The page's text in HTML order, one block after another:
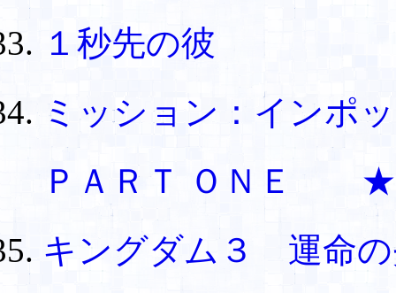
１秒先の彼
ミッション：イン
ＰＡＲＴ ＯＮＥ
キングダム３ 運